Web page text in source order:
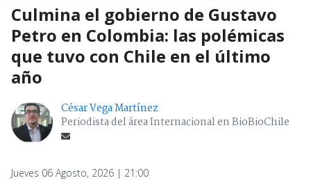
Culmina el gobierno de Gustavo
Petro en Colombia: las polémicas
que tuvo con Chile en el último
año
César Vega Martínez
Periodista del área Internacional en BioBioChile
Jueves 06 Agosto, 2026 | 21:00